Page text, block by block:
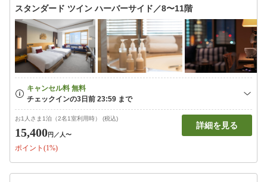
スタンダード ツイン ハーバーサイド／8〜11階
お1人さま1泊（2名1室利用時） (税込)
15,400円 ／人〜
ポイント(1%)
詳細を見る